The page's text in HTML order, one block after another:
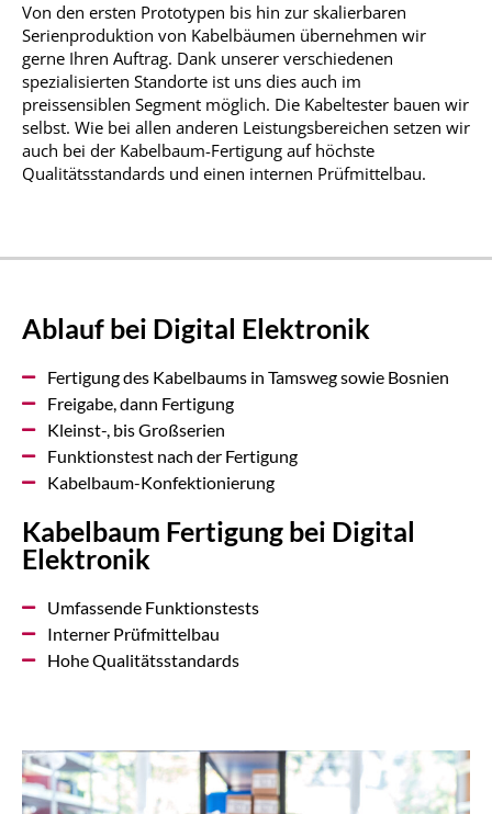
Von den ersten Prototypen bis hin zur skalierbaren
Serienproduktion von Kabelbäumen übernehmen wir
gerne Ihren Auftrag. Dank unserer verschiedenen
spezialisierten Standorte ist uns dies auch im
preissensiblen Segment möglich. Die Kabeltester bauen wir
selbst. Wie bei allen anderen Leistungsbereichen setzen wir
auch bei der Kabelbaum-Fertigung auf höchste
Qualitätsstandards und einen internen Prüfmittelbau.
Ablauf bei Digital Elektronik
Fertigung des Kabelbaums in Tamsweg sowie Bosnien
Freigabe, dann Fertigung
Kleinst-, bis Großserien
Funktionstest nach der Fertigung
Kabelbaum-Konfektionierung
Kabelbaum Fertigung bei Digital
Elektronik
Umfassende Funktionstests
Interner Prüfmittelbau
Hohe Qualitätsstandards